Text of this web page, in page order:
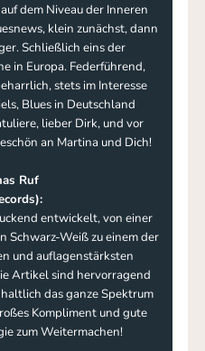
dem Niveau der Inneren
klein zunächst, dann
Schließlich eins der
in Europa. Federführend,
stets im Interesse
Blues in Deutschland
lieber Dirk, und vor
an Martina und Dich!
Ruf
entwickelt, von einer
Schwarz-Weiß zu einem der
und auflagenstärksten
Artikel sind hervorragend
das ganze Spektrum
Kompliment und gute
zum Weitermachen!